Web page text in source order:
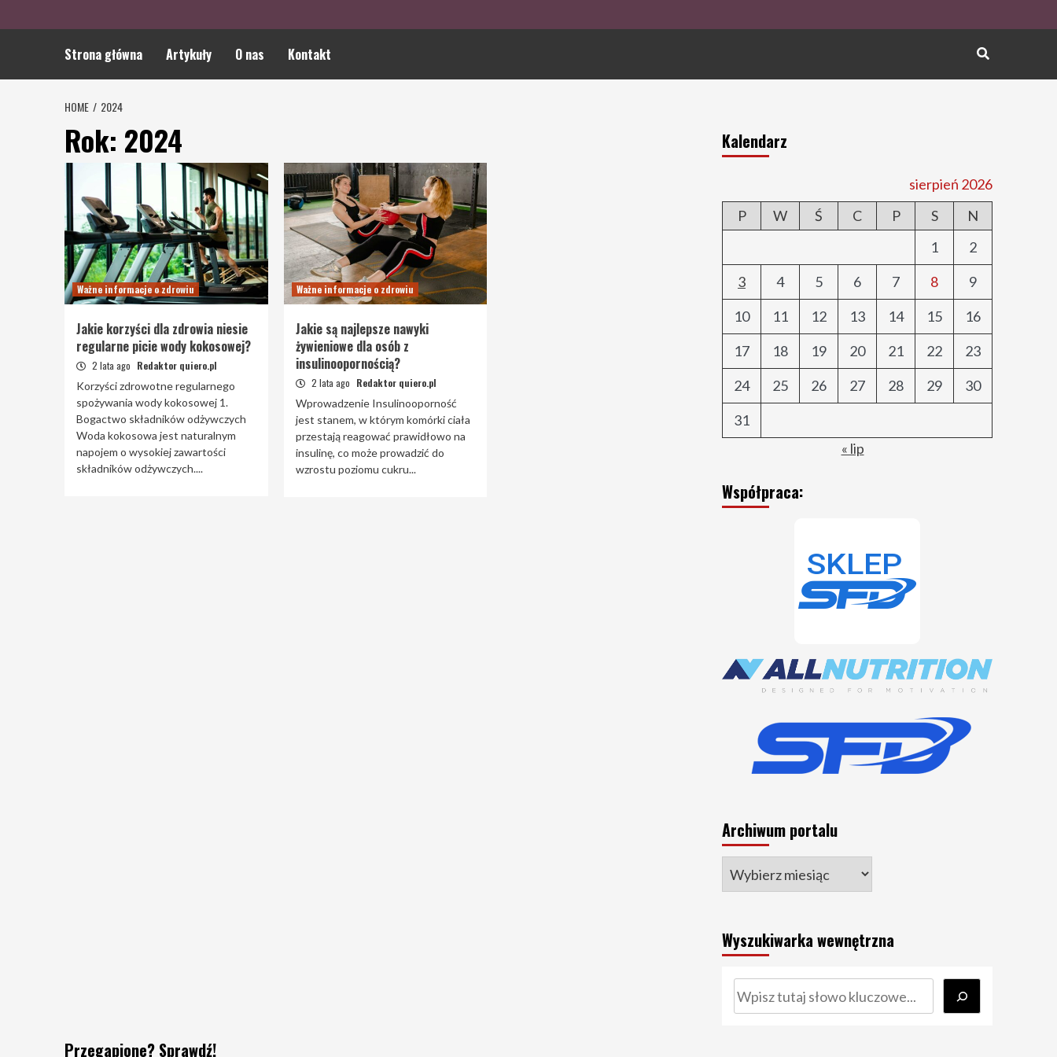
Strona główna Artykuły O nas Kontakt
HOME 2024
Rok: 2024
Ważne informacje o zdrowiu
Jakie korzyści dla zdrowia niesie
regularne picie wody kokosowej?
2 lata ago Redaktor quiero.pl
Korzyści zdrowotne regularnego
spożywania wody kokosowej 1.
Bogactwo składników odżywczych
Woda kokosowa jest naturalnym
napojem o wysokiej zawartości
składników odżywczych....
Ważne informacje o zdrowiu
Jakie są najlepsze nawyki
żywieniowe dla osób z
insulinoopornością?
2 lata ago Redaktor quiero.pl
Wprowadzenie Insulinooporność
jest stanem, w którym komórki ciała
przestają reagować prawidłowo na
insulinę, co może prowadzić do
wzrostu poziomu cukru...
Kalendarz
sierpień 2026
P
W Ś C P S
N
1
2
3
4 5 6 7 8
9
10
11 12 13 14 15
16
17
18 19 20 21 22
23
24
25 26 27 28 29
30
31
« lip
Współpraca:
Archiwum portalu
Wyszukiwarka wewnętrzna
Szukaj
Przegapione? Sprawdź!